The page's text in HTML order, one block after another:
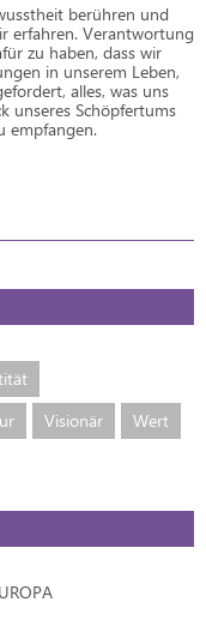
berühren und
erfahren. Verantwortung
zu haben, dass wir
in unserem Leben,
alles, was uns
unseres Schöpfertums
empfangen.
Visionär
Wert